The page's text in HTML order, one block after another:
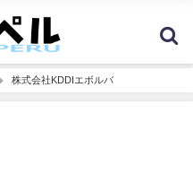
株式会社KDDIエボルバ